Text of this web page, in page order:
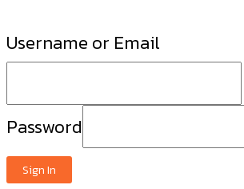
Username or Email
Password
Sign In